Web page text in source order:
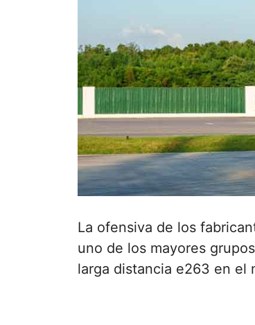
La ofensiva de los
uno de los mayores
larga distancia e263 en el